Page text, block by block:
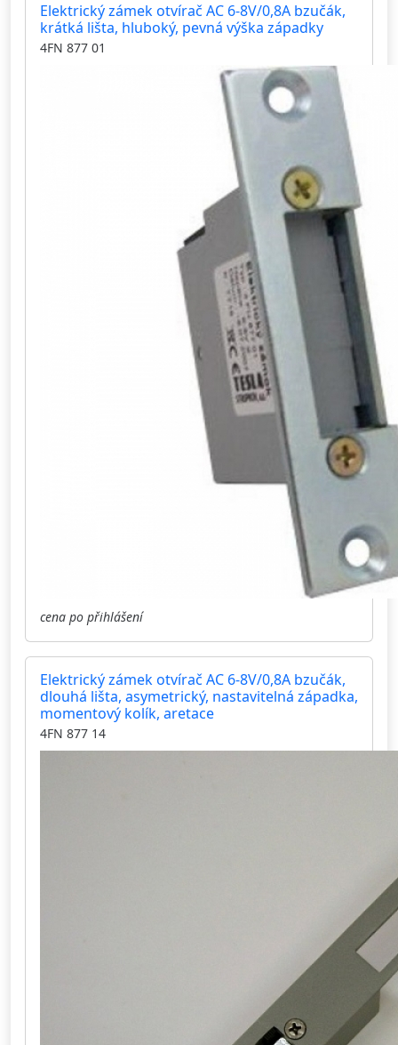
Elektrický zámek otvírač AC 6-8V/0,8A bzučák,
krátká lišta, hluboký, pevná výška západky
4FN 877 01
cena po přihlášení
Elektrický zámek otvírač AC 6-8V/0,8A bzučák,
dlouhá lišta, asymetrický, nastavitelná západka,
momentový kolík, aretace
4FN 877 14